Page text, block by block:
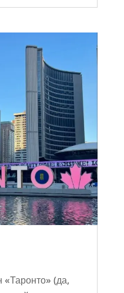
(да,